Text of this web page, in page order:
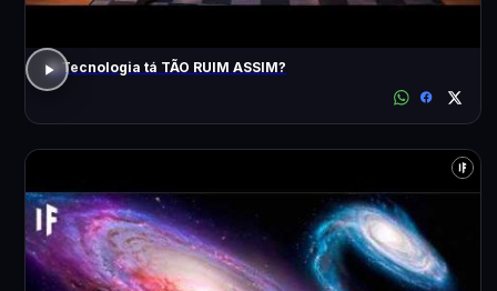
A Tecnologia tá TÃO RUIM ASSIM?